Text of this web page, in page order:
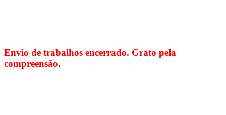
Envio de trabalhos encerrado. Grato pela
compreensão.